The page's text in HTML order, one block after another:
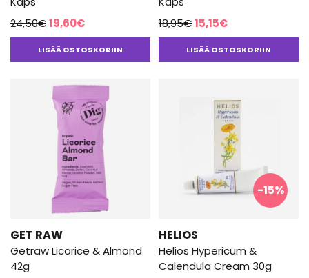
24,50€Alkuperäinen
hinta
oli:
19,60€Nykyinen
hinta
on:
LISÄÄ OSTOSKORIIN
18,95€Alkuperäinen
hinta
oli:
15,15€Nykyinen
hinta
on:
LISÄÄ OSTOSKORIIN
GET RAW
Getraw Licorice & Almond
42g
-15%
HELIOS
Helios Hypericum &
Calendula Cream 30g